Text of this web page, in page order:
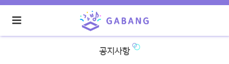
공지사항